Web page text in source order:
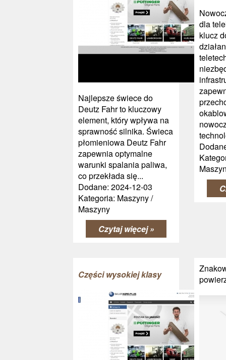
Najlepsze świece do
Deutz Fahr to kluczowy
element, który wpływa na
sprawność silnika. Świeca
płomieniowa Deutz Fahr
zapewnia optymalne
warunki spalania paliwa,
co przekłada się...
Dodane: 2024-12-03
Kategoria: Maszyny /
Maszyny
Czytaj więcej »
dla
klucz
Części wysokiej klasy